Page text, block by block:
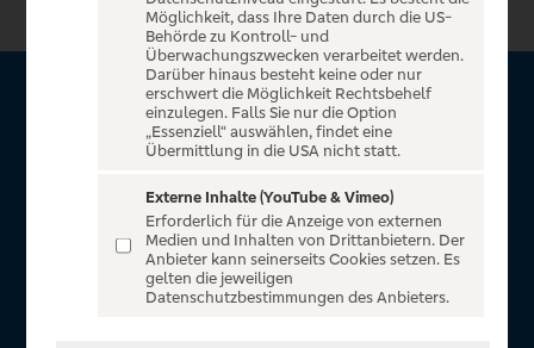
Über VR Entertain
für alle Kunden der Volksbanken Raiffeisenbanken. Auf
unserem einzigartigen Portal finden Sie Tickets für
atemberaubende Konzerte, Musicals und Shows, die
Fußball-Bundesliga sowie die Champions League und die
Möglichkeit, dass Ihre Daten durch die US-
Behörde zu Kontroll- und
Überwachungszwecken verarbeitet werden.
Darüber hinaus besteht keine oder nur
erschwert die Möglichkeit Rechtsbehelf
einzulegen. Falls Sie nur die Option
„Essenziell“ auswählen, findet eine
Übermittlung in die USA nicht statt.
Externe Inhalte (YouTube & Vimeo)
Erforderlich für die Anzeige von externen
Medien und Inhalten von Drittanbietern. Der
Anbieter kann seinerseits Cookies setzen. Es
gelten die jeweiligen
Datenschutzbestimmungen des Anbieters.